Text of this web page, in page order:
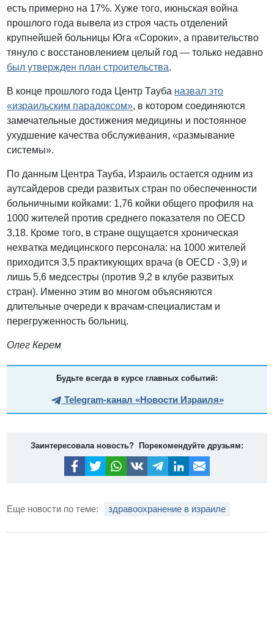
есть примерно на 17%. Хуже того, июньская война
прошлого года вывела из строя часть отделений
крупнейшей больницы Юга «Сороки», а правительство
тянуло с восстановлением целый год — только недавно
был утвержден план строительства.
В конце прошлого года Центр Тауба назвал это
«израильским парадоксом», в котором соединяются
замечательные достижения медицины и постоянное
ухудшение качества обслуживания, «размывание
системы».
По данным Центра Тауба, Израиль остается одним из
аутсайдеров среди развитых стран по обеспеченности
больничными койками: 1,76 койки общего профиля на
1000 жителей против среднего показателя по OECD
3,18. Кроме того, в стране ощущается хроническая
нехватка медицинского персонала: на 1000 жителей
приходится 3,5 практикующих врача (в OECD - 3,9) и
лишь 5,6 медсестры (против 9,2 в клубе развитых
стран). Именно этим во многом объясняются
длительные очереди к врачам-специалистам и
перегруженность больниц.
Олег Керем
Будьте всегда в курсе главных событий:
Telegram-канал «Новости Израиля»
Заинтересовала новость? Порекомендуйте друзьям:
Еще новости по теме: здравоохранение в израиле